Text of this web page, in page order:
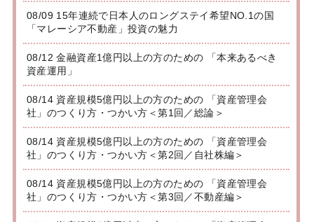
08/09 15年連続で日本人のロングステイ希望NO.1の国
「マレーシア不動産」投資の魅力
08/12 金融資産1億円以上の方のための 「本来あるべき
資産運用」
08/14 資産規模5億円以上の方のための 「資産管理会
社」のつくり方・つかい方＜第1回／総論＞
08/14 資産規模5億円以上の方のための 「資産管理会
社」のつくり方・つかい方＜第2回／自社株編＞
08/14 資産規模5億円以上の方のための 「資産管理会
社」のつくり方・つかい方＜第3回／不動産編＞